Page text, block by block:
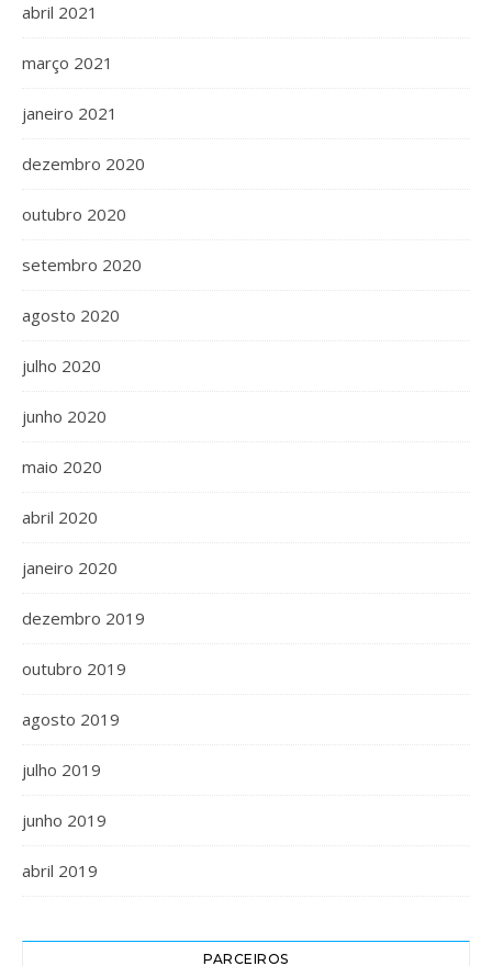
abril 2021
março 2021
janeiro 2021
dezembro 2020
outubro 2020
setembro 2020
agosto 2020
julho 2020
junho 2020
maio 2020
abril 2020
janeiro 2020
dezembro 2019
outubro 2019
agosto 2019
julho 2019
junho 2019
abril 2019
PARCEIROS